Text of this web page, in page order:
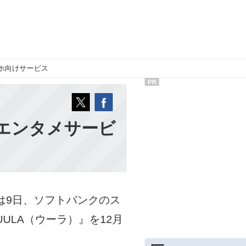
向けサービス
ンタメサービ
日、ソフトバンクのス
（ウーラ）』を12月
PR